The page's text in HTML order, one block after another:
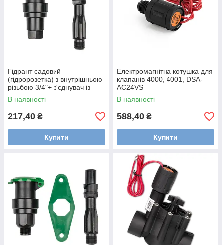
Гідрант садовий
(гідророзетка) з внутрішньою
різьбою 3/4"+ з'єднувач із
зовнішньою різьбою 3/4",
DSA-4834GW/34GZ
В наявності
217,40 ₴
Купити
Електромагнітна котушка для
клапанів 4000, 4001, DSA-
AC24VS
В наявності
588,40 ₴
Купити